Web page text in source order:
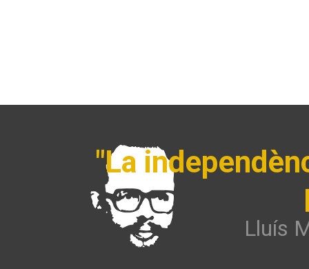
"La
Lluís